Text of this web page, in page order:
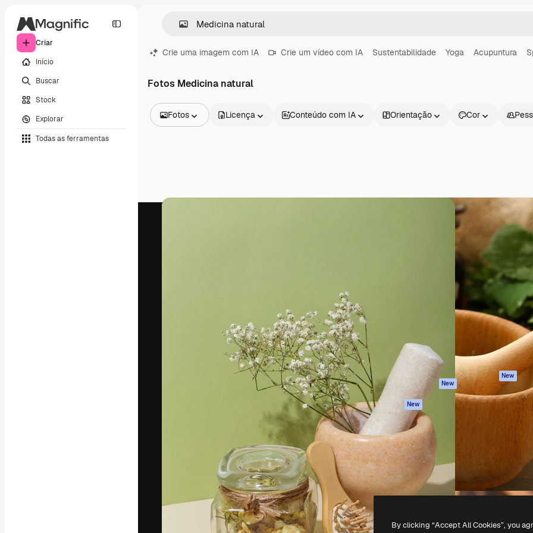
Criar
Início
Buscar
Stock
Explorar
Todas as ferramentas
Crie uma imagem com IA Crie um vídeo com IA Sustentabilidade Yoga Acupuntura
Fotos Medicina natural
Fotos
Vídeos
Licença Conteúdo com IA Orientação Cor
assinantes entre criativos, empresas,
agências e estúdios.
Português
Texto para voz
Conteúdo de stock
MCP para
Claude/ChatGPT
New
Agentes New
App móvel
Todas as
ferramentas
Começar
Academy
Documentação
Atendimento
Termos e
condições
Política de
privacidade
Originais
New
Política de
Central de
Copyright © 2010-2026Freepik Company S.L.U. Todos os direitos reservados.
By clicking “Accept All Cookies”, you